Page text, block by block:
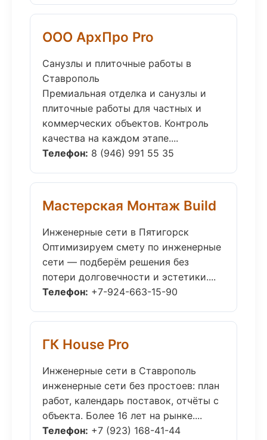
ООО АрхПро Pro
Санузлы и плиточные работы в
Ставрополь
Премиальная отделка и санузлы и
плиточные работы для частных и
коммерческих объектов. Контроль
качества на каждом этапе....
Телефон: 8 (946) 991 55 35
Мастерская Монтаж Build
Инженерные сети в Пятигорск
Оптимизируем смету по инженерные
сети — подберём решения без
потери долговечности и эстетики....
Телефон: +7-924-663-15-90
ГК House Pro
Инженерные сети в Ставрополь
инженерные сети без простоев: план
работ, календарь поставок, отчёты с
объекта. Более 16 лет на рынке....
Телефон: +7 (923) 168-41-44